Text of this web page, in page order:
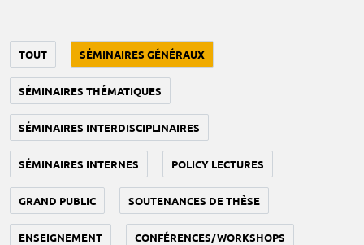
TOUT SÉMINAIRES GÉNÉRAUX
SÉMINAIRES THÉMATIQUES
SÉMINAIRES INTERDISCIPLINAIRES
SÉMINAIRES INTERNES POLICY LECTURES
GRAND PUBLIC SOUTENANCES DE THÈSE
ENSEIGNEMENT CONFÉRENCES/WORKSHOPS